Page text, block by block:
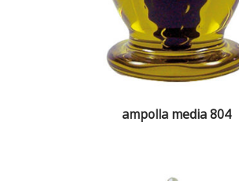
ampolla media 804